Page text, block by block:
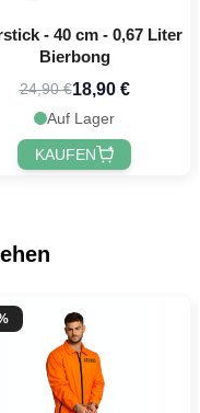
- 40 cm - 0,67 Liter
Bierbong
24,90 €18,90 €
Auf Lager
KAUFEN